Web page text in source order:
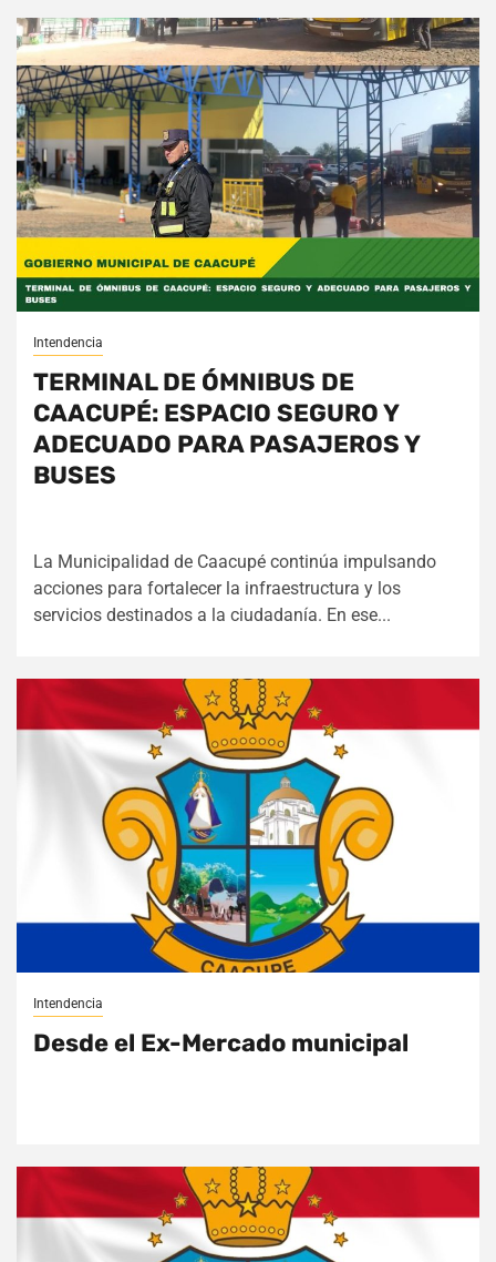
Intendencia
TERMINAL DE ÓMNIBUS DE
CAACUPÉ: ESPACIO SEGURO Y
ADECUADO PARA PASAJEROS Y
BUSES
La Municipalidad de Caacupé continúa impulsando
acciones para fortalecer la infraestructura y los
servicios destinados a la ciudadanía. En ese...
Intendencia
Desde el Ex-Mercado municipal